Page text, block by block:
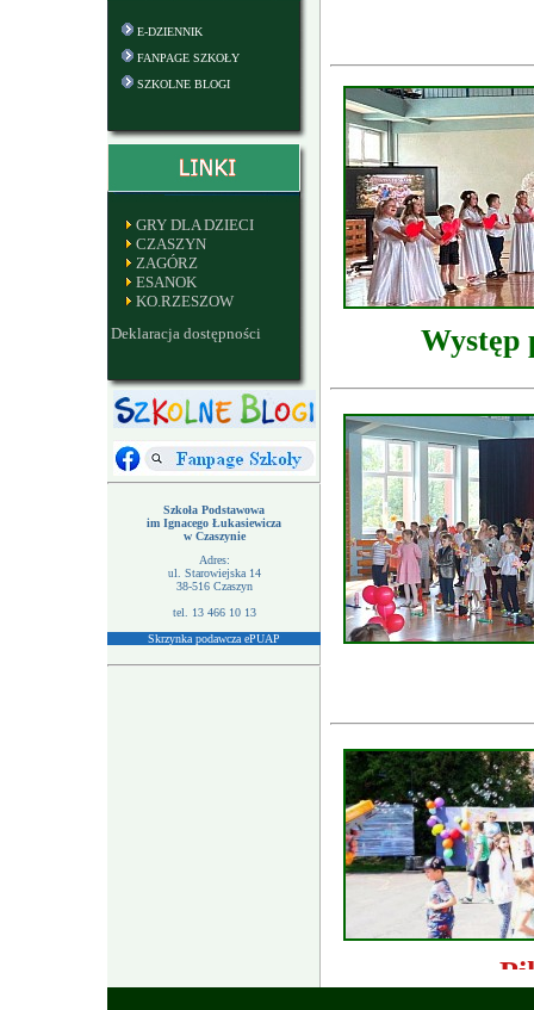
E-DZIENNIK
FANPAGE SZKOŁY
SZKOLNE BLOGI
GRY DLA DZIECI
CZASZYN
ZAGÓRZ
ESANOK
KO.RZESZOW
Deklaracja dostępności
Szkoła Podstawowa
im Ignacego Łukasiewicza
w Czaszynie
Adres:
ul. Starowiejska 14
38-516 Czaszyn
tel. 13 466 10 13
Skrzynka podawcza ePUAP